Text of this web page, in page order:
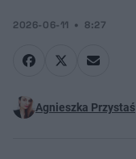
2026-06-11 8:27
Agnieszka Przystaś